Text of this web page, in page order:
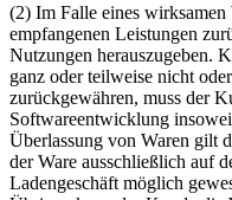
(2) Im Falle eines
empfangenen Leistungen
Nutzungen herauszugeben.
ganz oder teilweise nicht
zurückgewähren, muss der
Softwareentwicklung
Überlassung von Waren gilt
der Ware ausschließlich auf
Ladengeschäft möglich